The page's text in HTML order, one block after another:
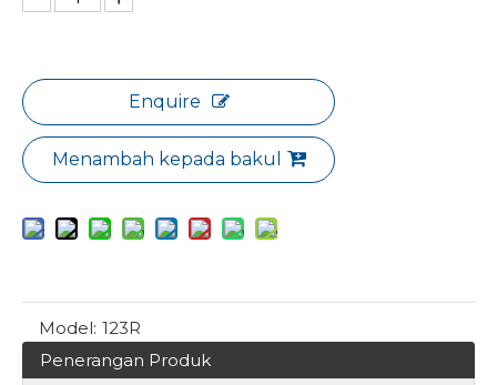
Enquire
Menambah kepada bakul
Model: 123R
Penerangan Produk